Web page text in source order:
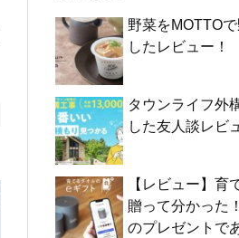
野菜をMOTTO
したレビュー！
タウンライフ外
した友人談レビ
【レビュー】育
贈って分かった
のプレゼントで